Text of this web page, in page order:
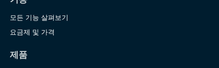
모든 기능 살펴보기
요금제 및 가격
제품